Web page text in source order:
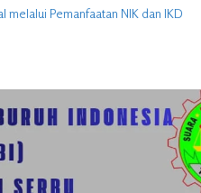
melalui Pemanfaatan NIK dan IKD